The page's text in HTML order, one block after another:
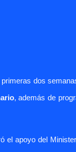
dos
, además de
el apoyo del